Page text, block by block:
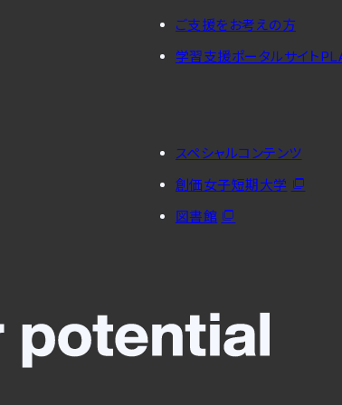
ご支援をお考えの方
学習支援ポータルサイト
スペシャルコンテンツ
創価女子短期大学
図書館